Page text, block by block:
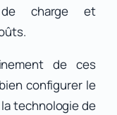
charge et
de ces
configurer le
technologie de